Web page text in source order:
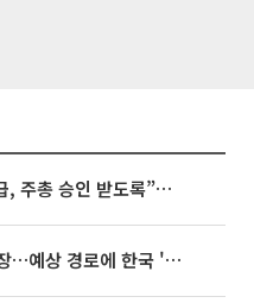
김정관 장관 “반도체 성과급, 주총 승인 받도록”…상법·자본시장법 개정 시사
태풍 '돌핀' 이어 '찬홈' 등장…예상 경로에 한국 '한숨'